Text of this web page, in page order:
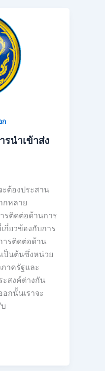
ก
รนำเข้าส่ง
ะต้องประสาน
กหลาย
รติดต่อด้านการ
กี่ยวข้องกับการ
ารติดต่อด้าน
ป็นต้นซึ่งหน่วย
าครัฐและ
ะสงค์ต่างกัน
กนั้นเราจะ